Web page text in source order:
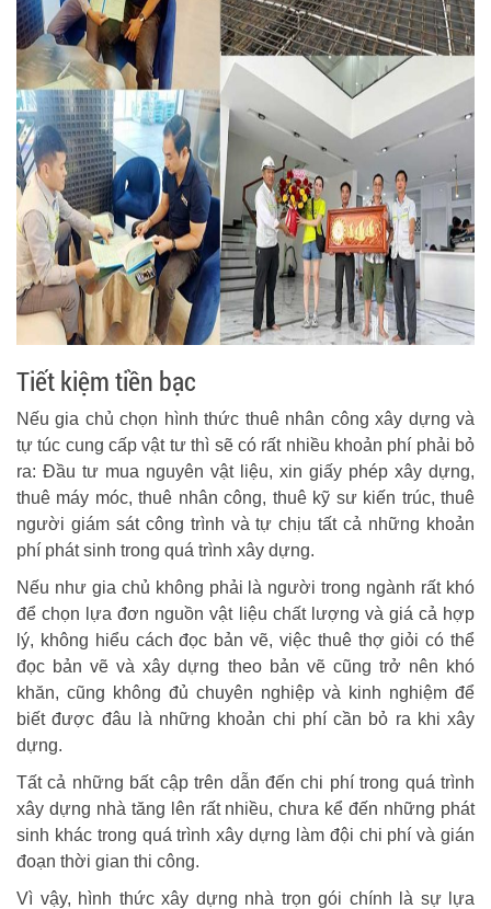
Tiết kiệm tiền bạc
Nếu gia chủ chọn hình thức thuê nhân công xây dựng và
tự túc cung cấp vật tư thì sẽ có rất nhiều khoản phí phải bỏ
ra: Đầu tư mua nguyên vật liệu, xin giấy phép xây dựng,
thuê máy móc, thuê nhân công, thuê kỹ sư kiến trúc, thuê
người giám sát công trình và tự chịu tất cả những khoản
phí phát sinh trong quá trình xây dựng.
Nếu như gia chủ không phải là người trong ngành rất khó
để chọn lựa đơn nguồn vật liệu chất lượng và giá cả hợp
lý, không hiểu cách đọc bản vẽ, việc thuê thợ giỏi có thể
đọc bản vẽ và xây dựng theo bản vẽ cũng trở nên khó
khăn, cũng không đủ chuyên nghiệp và kinh nghiệm để
biết được đâu là những khoản chi phí cần bỏ ra khi xây
dựng.
Tất cả những bất cập trên dẫn đến chi phí trong quá trình
xây dựng nhà tăng lên rất nhiều, chưa kể đến những phát
sinh khác trong quá trình xây dựng làm đội chi phí và gián
đoạn thời gian thi công.
Vì vậy, hình thức xây dựng nhà trọn gói chính là sự lựa